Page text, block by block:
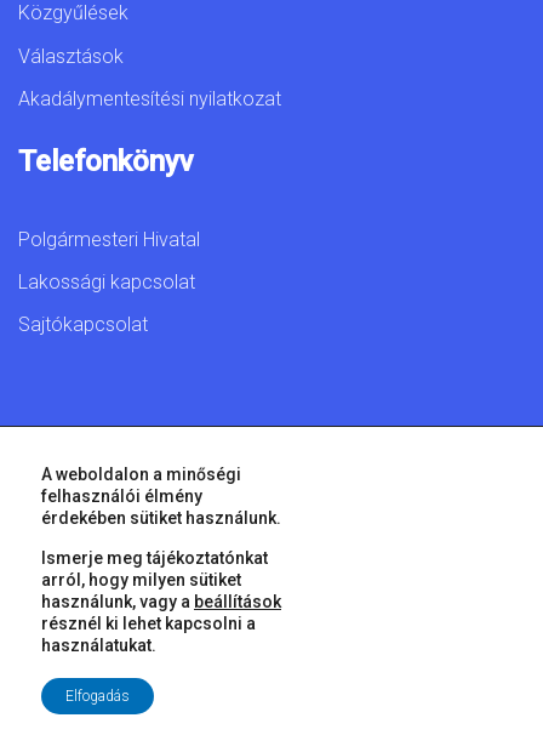
Közgyűlések
Választások
Akadálymentesítési nyilatkozat
Telefonkönyv
Polgármesteri Hivatal
Lakossági kapcsolat
Sajtókapcsolat
A weboldalon a minőségi
felhasználói élmény
érdekében sütiket használunk.
Ismerje meg tájékoztatónkat
arról, hogy milyen sütiket
használunk, vagy a beállítások
résznél ki lehet kapcsolni a
használatukat.
Elfogadás